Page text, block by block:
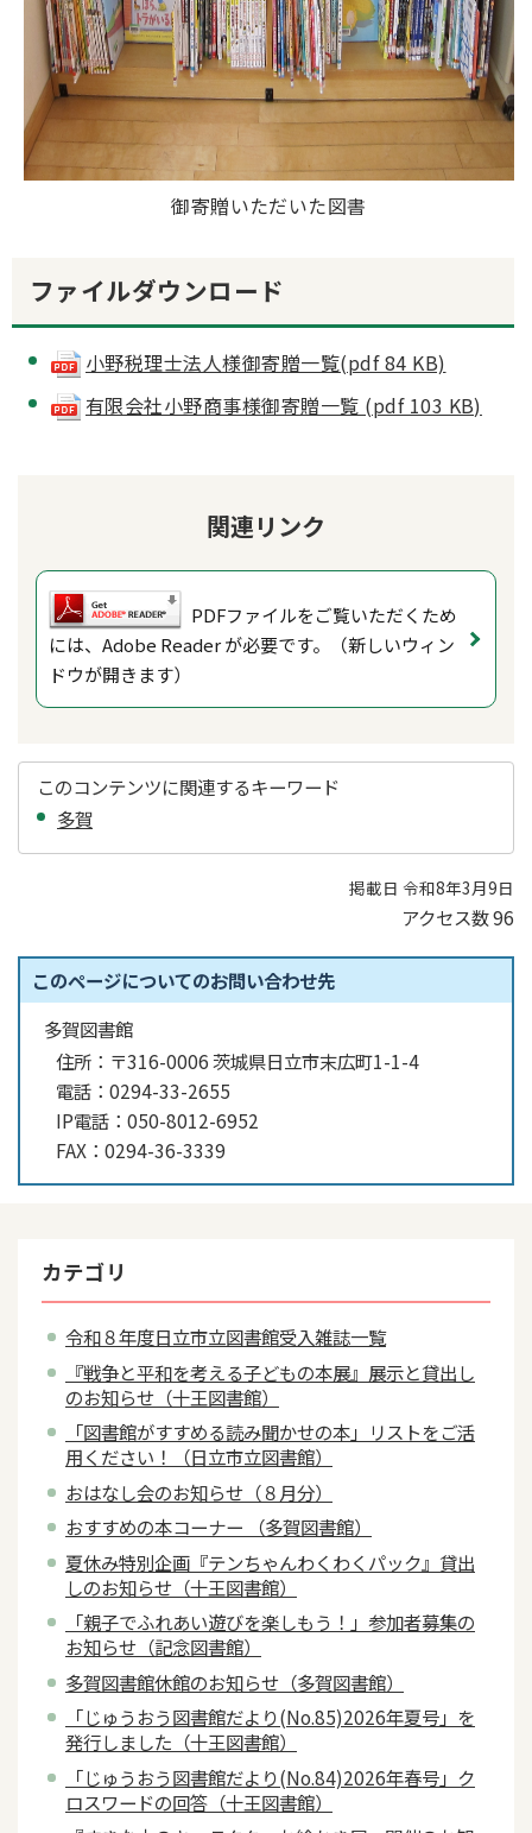
御寄贈いただいた図書
ファイルダウンロード
小野税理士法人様御寄贈一覧(pdf 84 KB)
有限会社小野商事様御寄贈一覧 (pdf 103 KB)
関連リンク
PDFファイルをご覧いただくため
には、Adobe Reader が必要です。（新しいウィン
ドウが開きます）
このコンテンツに関連するキーワード
多賀
掲載日 令和8年3月9日
アクセス数96
このページについてのお問い合わせ先
多賀図書館
住所： 〒316-0006 茨城県日立市末広町1-1-4
電話： 0294-33-2655
IP電話： 050-8012-6952
FAX： 0294-36-3339
カテゴリ
令和８年度日立市立図書館受入雑誌一覧
『戦争と平和を考える子どもの本展』展示と貸出し
のお知らせ（十王図書館）
「図書館がすすめる読み聞かせの本」リストをご活
用ください！（日立市立図書館）
おはなし会のお知らせ（８月分）
おすすめの本コーナー （多賀図書館）
夏休み特別企画『テンちゃんわくわくパック』貸出
しのお知らせ（十王図書館）
「親子でふれあい遊びを楽しもう！」参加者募集の
お知らせ（記念図書館）
多賀図書館休館のお知らせ（多賀図書館）
「じゅうおう図書館だより(No.85)2026年夏号」を
発行しました（十王図書館）
「じゅうおう図書館だより(No.84)2026年春号」ク
ロスワードの回答（十王図書館）